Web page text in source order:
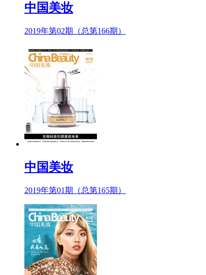
中国美妆
2019年第02期（总第166期）
中国美妆
2019年第01期（总第165期）